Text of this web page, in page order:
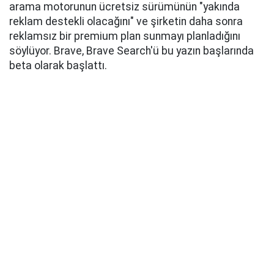
arama motorunun ücretsiz sürümünün "yakında
reklam destekli olacağını" ve şirketin daha sonra
reklamsız bir premium plan sunmayı planladığını
söylüyor. Brave, Brave Search'ü bu yazın başlarında
beta olarak başlattı.